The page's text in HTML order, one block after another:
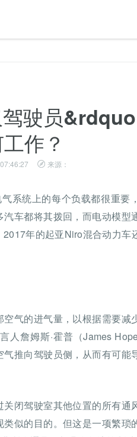
驶员
作？
来源：
系统上的每个负载都很重要
车都将其拨回，而电动模型
年的起亚Niro混合动力车
气的进气量，以根据需要减
人詹姆斯·霍普（James
气推向驾驶员侧，从而有可能
闭驾驶室其他位置的所有通
似的目的。但这是一项繁琐